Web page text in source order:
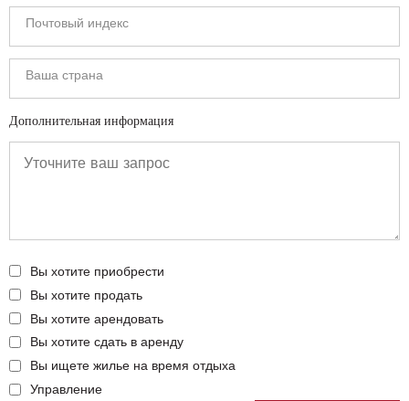
Дополнительная информация
Вы хотите приобрести
Вы хотите продать
Вы хотите арендовать
Вы хотите сдать в аренду
Вы ищете жилье на время отдыха
Управление